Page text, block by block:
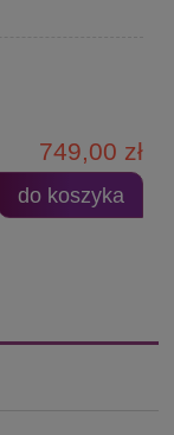
749,00 zł
do koszyka